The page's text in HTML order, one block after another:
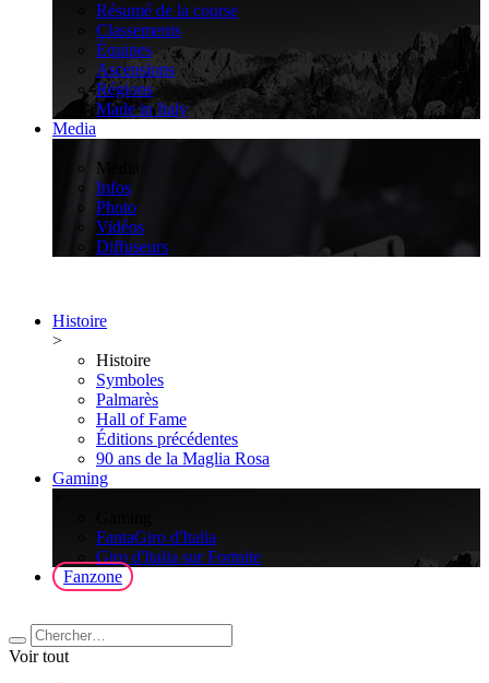
Résumé de la course
Classements
Équipes
Ascensions
Régions
Made in Italy
Media
Media
Infos
Photo
Vidéos
Diffuseurs
Histoire
>
Histoire
Symboles
Palmarès
Hall of Fame
Éditions précédentes
90 ans de la Maglia Rosa
Gaming
FantaGiro d'Italia
Giro d'Italia sur Fortnite
Fanzone
Voir tout